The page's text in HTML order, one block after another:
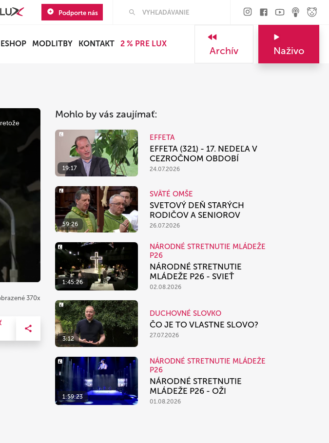
Podporte nás
ESHOP MODLITBY KONTAKT 2 % PRE LUX
Archív Naživo
370x
Mohlo by vás zaujímať:
19:17
EFFETA
EFFETA (321) - 17. NEDEĽA V
CEZROČNOM OBDOBÍ
24.07.2026
59:26
SVÄTÉ OMŠE
SVETOVÝ DEŇ STARÝCH
RODIČOV A SENIOROV
26.07.2026
1:45:26
NÁRODNÉ STRETNUTIE MLÁDEŽE
P26
NÁRODNÉ STRETNUTIE
MLÁDEŽE P26 - SVIEŤ
02.08.2026
3:12
DUCHOVNÉ SLOVKO
ČO JE TO VLASTNE SLOVO?
27.07.2026
1:59:23
NÁRODNÉ STRETNUTIE MLÁDEŽE
P26
NÁRODNÉ STRETNUTIE
MLÁDEŽE P26 - OŽI
01.08.2026